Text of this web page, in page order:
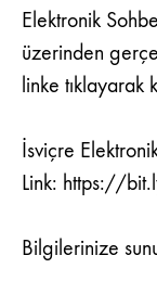
Elektronik
üzerinden
linke tıklayarak
İsviçre
Link: https://
Bilgilerinize